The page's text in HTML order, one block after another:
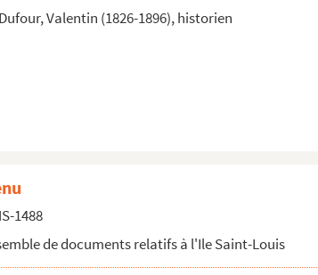
Valentin (1826-1896), historien
1488
de documents relatifs à l'Ile Saint-Louis